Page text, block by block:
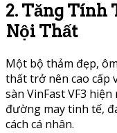
2. Tăng Tính
Nội Thất
Một bộ thảm đẹp,
thất trở nên cao cấp
sàn VinFast VF3
đường may tinh tế,
cách cá nhân.